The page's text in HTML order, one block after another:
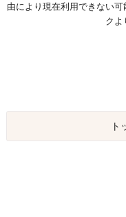
由により現在利用できない
クよ
ト